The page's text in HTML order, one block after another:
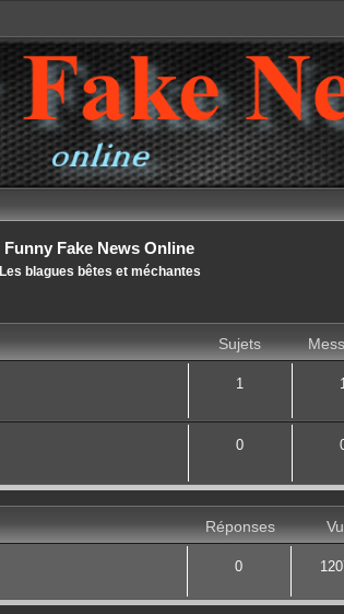
Funny Fake News Online
Les blagues bêtes et méchantes
Sujets
1 1
0
Réponses
0